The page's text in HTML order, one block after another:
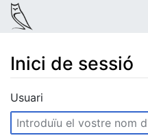
Inici de sessió
Salta a:
Usuari